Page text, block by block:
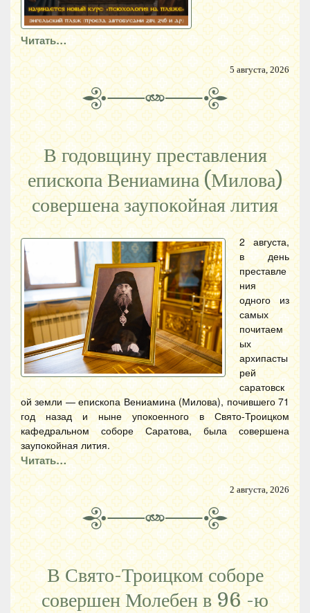
Читать…
5 августа, 2026
В годовщину преставления
епископа Вениамина (Милова)
совершена заупокойная лития
2 августа,
в день
преставле
ния
одного из
самых
почитаем
ых
архипасты
рей
саратовск
ой земли — епископа Вениамина (Милова), почившего 71
год назад и ныне упокоенного в Свято-Троицком
кафедральном соборе Саратова, была совершена
заупокойная лития.
Читать…
2 августа, 2026
В Свято-Троицком соборе
совершен Молебен в 96 -ю